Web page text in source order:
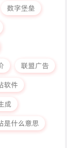
数字堡垒
联盟广告
软件
成
是什么意思